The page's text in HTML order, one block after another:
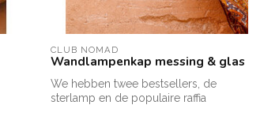
CLUB NOMAD
Wandlampenkap messing & glas
We hebben twee bestsellers, de
sterlamp en de populaire raffia